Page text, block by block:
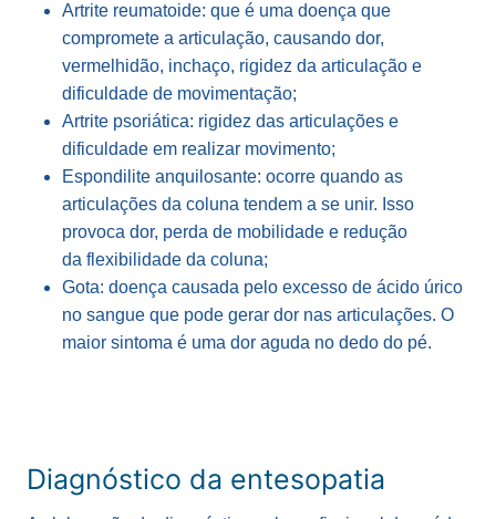
Artrite reumatoide: que é uma doença que
compromete a articulação, causando dor,
vermelhidão, inchaço, rigidez da articulação e
dificuldade de movimentação;
Artrite psoriática: rigidez das articulações e
dificuldade em realizar movimento;
Espondilite anquilosante: ocorre quando as
articulações da coluna tendem a se unir. Isso
provoca dor, perda de mobilidade e redução
da flexibilidade da coluna;
Gota: doença causada pelo excesso de ácido úrico
no sangue que pode gerar dor nas articulações. O
maior sintoma é uma dor aguda no dedo do pé.
Diagnóstico da entesopatia